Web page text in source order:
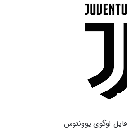
لوگوی یوونتوس